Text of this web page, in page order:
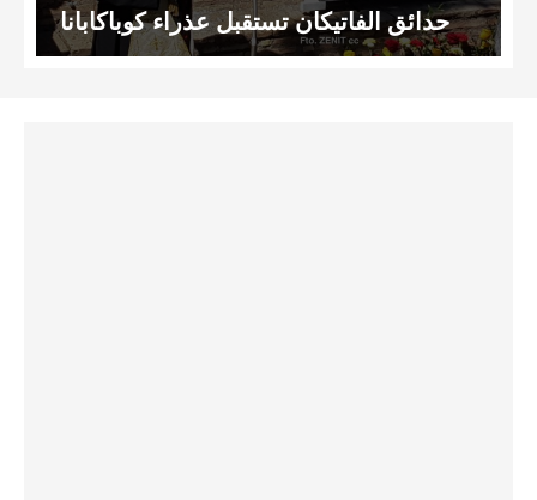
حدائق الفاتيكان تستقبل عذراء كوباكابانا